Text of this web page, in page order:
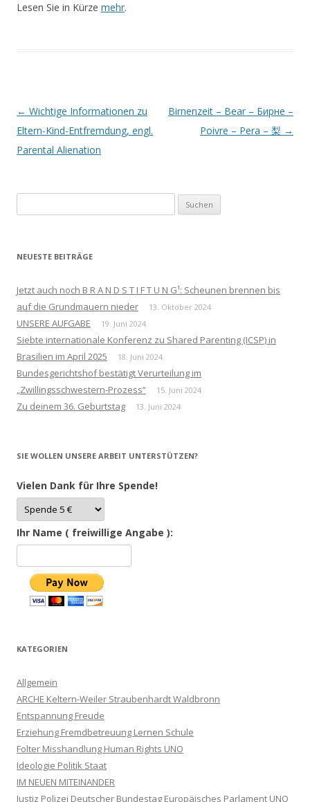
Lesen Sie in Kürze mehr.
Beitrags-
Navigation
← Wichtige Informationen zu
Eltern-Kind-Entfremdung, engl.
Parental Alienation
Birnenzeit – Bear – Бирне –
Poivre – Pera – 梨 →
nach:
NEUESTE BEITRÄGE
Jetzt auch noch B R A N D S T I F T U N G¹: Scheunen brennen bis
auf die Grundmauern nieder
13. Oktober 2024
UNSERE AUFGABE 19. Juni 2024
Siebte internationale Konferenz zu Shared Parenting (ICSP) in
Brasilien im April 2025
18. Juni 2024
Bundesgerichtshof bestätigt Verurteilung im
„Zwillingsschwestern-Prozess“
15. Juni 2024
Zu deinem 36. Geburtstag 13. Juni 2024
SIE WOLLEN UNSERE ARBEIT UNTERSTÜTZEN?
Vielen Dank für Ihre Spende!
Ihr Name ( freiwillige Angabe ):
KATEGORIEN
Allgemein
ARCHE Keltern-Weiler Straubenhardt Waldbronn
Entspannung Freude
Erziehung Fremdbetreuung Lernen Schule
Folter Misshandlung Human Rights UNO
Ideologie Politik Staat
IM NEUEN MITEINANDER
Justiz Polizei Deutscher Bundestag Europäisches Parlament UNO